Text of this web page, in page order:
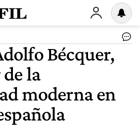
Bécquer,
la
moderna en